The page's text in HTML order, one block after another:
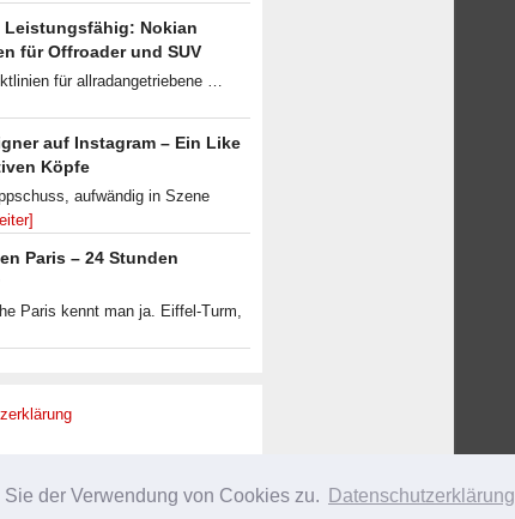
der Verwendung von Cookies zu. Datenschutzerklärung
Leistungsfähig: Nokian
für Offroader und SUV
für allradangetriebene …
auf Instagram – Ein Like
Köpfe
aufwändig in Szene
Paris – 24 Stunden
Paris kennt man ja. Eiffel-Turm,
THEME ONGENESIS FRAMEWORK ·WORDPRESS·ANMELDEN